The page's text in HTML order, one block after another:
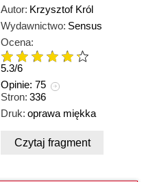
Autor: Krzysztof Król
Wydawnictwo: Sensus
Ocena:
5.3/6
Opinie: 75
Stron: 336
Druk: oprawa miękka
Czytaj fragment